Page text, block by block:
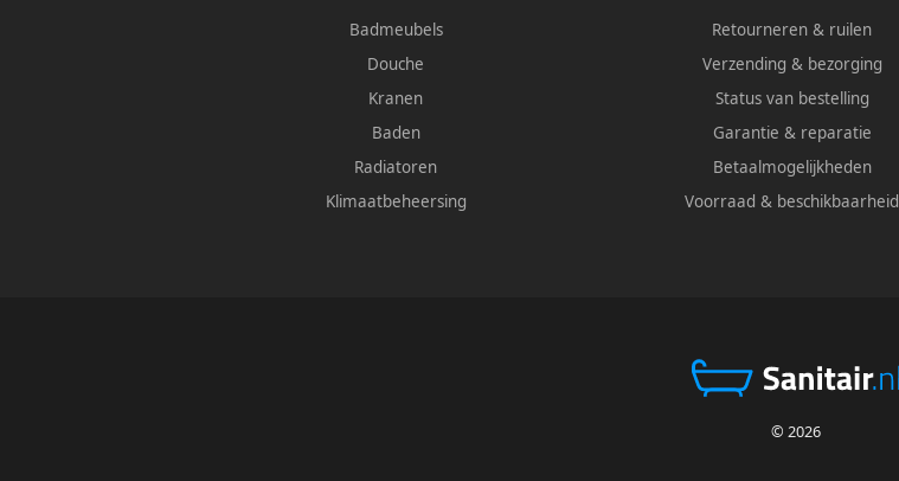
Badmeubels
Douche
Kranen
Baden
Radiatoren
Klimaatbeheersing
Retourneren & ruilen
Verzending & bezorging
Status van bestelling
Garantie & reparatie
Betaalmogelijkheden
Voorraad & beschikbaarheid
© 2026